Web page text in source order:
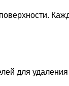
для удаления